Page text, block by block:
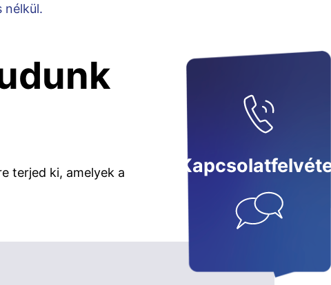
nélkül.
terjed ki, amelyek a